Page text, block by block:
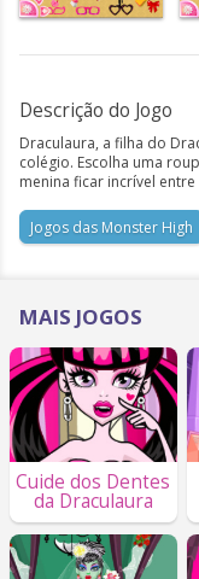
Descrição do Jogo
Draculaura, a filha do
colégio. Escolha uma
menina ficar incrível
Jogos das Monster High
MAIS JOGOS
Cuide dos Dentes
da Draculaura